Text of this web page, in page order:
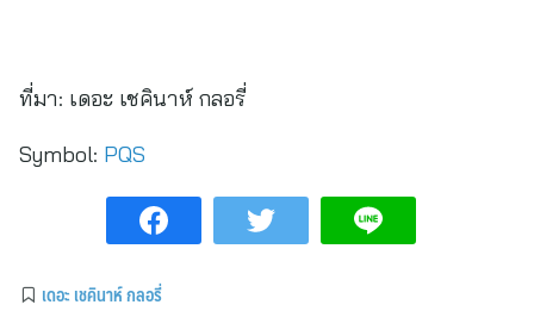
ที่มา: เดอะ เชคินาห์ กลอรี่
Symbol: PQS
เดอะ เชคินาห์ กลอรี่